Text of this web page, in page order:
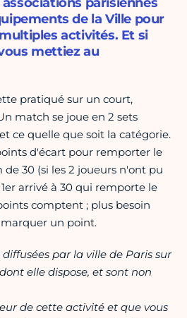
de la Ville pour
activités. Et si
mettiez au
pratiqué sur un court,
match se joue en 2 sets
ce quelle que soit la catégorie.
d'écart pour remporter le
30 (si les 2 joueurs n'ont pu
arrivé à 30 qui remporte le
comptent ; plus besoin
un point.
par la ville de Paris sur
elle dispose, et sont non
de cette activité et que vous